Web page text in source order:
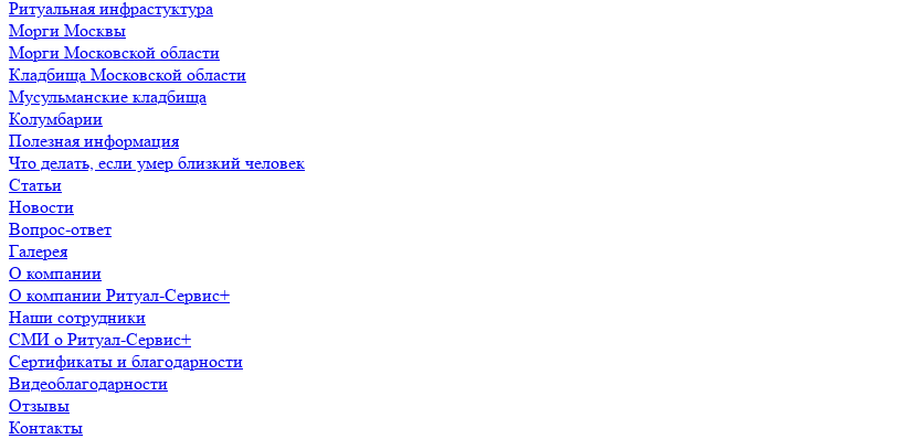
Ритуальная инфрастуктура
Морги Москвы
Морги Московской области
Кладбища Московской области
Мусульманские кладбища
Колумбарии
Полезная информация
Что делать, если умер близкий человек
Статьи
Новости
Вопрос-ответ
Галерея
О компании
О компании Ритуал-Сервис+
Наши сотрудники
СМИ о Ритуал-Сервис+
Сертификаты и благодарности
Видеоблагодарности
Отзывы
Контакты